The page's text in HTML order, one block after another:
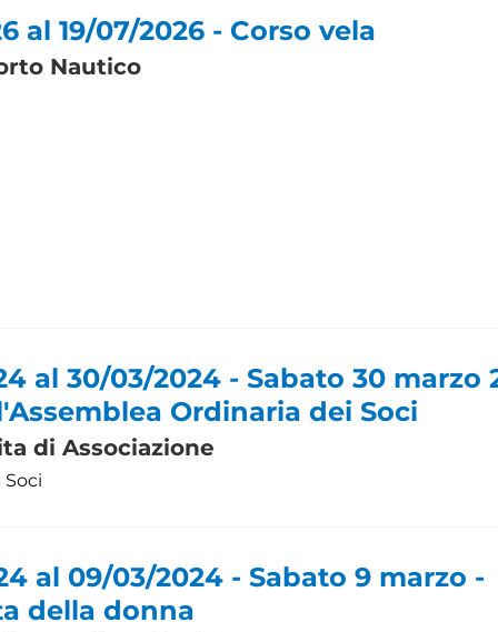
al 19/07/2026 - Corso vela
Nautico
al 30/03/2024 - Sabato 30 marzo
Ordinaria dei Soci
di Associazione
al 09/03/2024 - Sabato 9 marzo -
della donna